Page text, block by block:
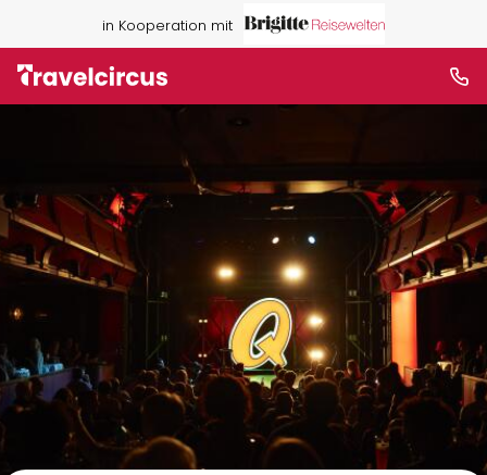
in Kooperation mit